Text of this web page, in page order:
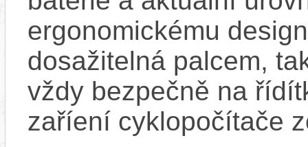
ergonomickému
dosažitelná palcem,
vždy bezpečně na
zaříení cyklopočítače